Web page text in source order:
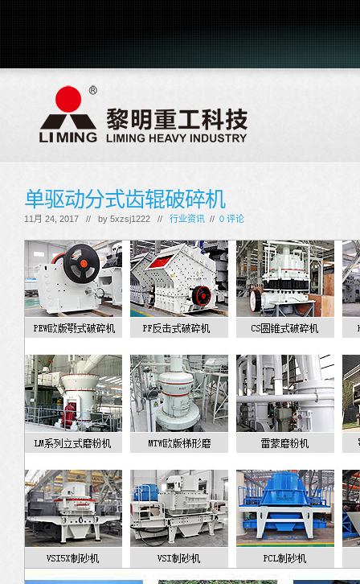
单驱动分式齿辊破碎机
11月 24, 2017 // by 5xzsj1222 // 行业资讯 // 0 评论